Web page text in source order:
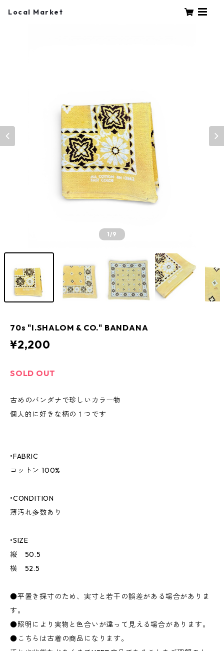
Local Market
1/9
70s "I.SHALOM & CO." BANDANA
¥2,200
SOLD OUT
古めのバンダナで珍しいカラー物
個人的に好きな柄の１つです
•FABRIC
コットン 100%
•CONDITION
薄汚れ多数あり
•SIZE
縦 50.5
横 52.5
●平置き採寸のため、実寸と若干の誤差がある場合がありま
す。
●照明により実物と色合いが違って見える場合があります。
●こちらは古着の商品になります。